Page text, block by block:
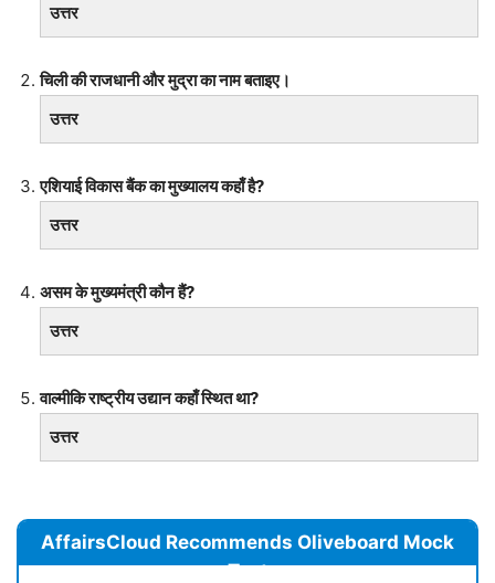
उत्तर
चिली की राजधानी और मुद्रा का नाम बताइए।
उत्तर
एशियाई विकास बैंक का मुख्यालय कहाँ है?
उत्तर
असम के मुख्यमंत्री कौन हैं?
उत्तर
वाल्मीकि राष्ट्रीय उद्यान कहाँ स्थित था?
उत्तर
AffairsCloud Recommends Oliveboard Mock
Test